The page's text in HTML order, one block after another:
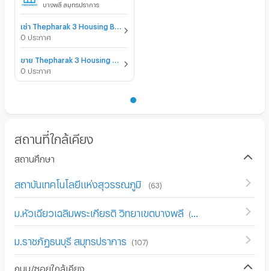
บางพลี สมุทรปราการ
0 ประกาศ
0 ประกาศ
สถานที่ใกล้เคียง
สถานศึกษา
สถาบันเทคโนโลยีแห่งสุวรรณภูมิ (63)
ม.หัวเฉียวเฉลิมพระเกียรติ วิทยาเขตบางพลี (161
ม.ราชภัฏธนบุรี สมุทรปราการ (107)
ถนน/ซอยใกล้เคียง